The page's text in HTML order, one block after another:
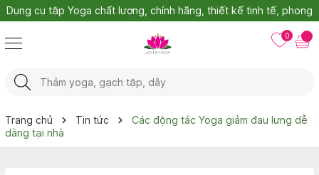
Bảo hành 1 đổi 1
0
Trang chủ Tin tức
Các động tác Yoga giảm đau lưng dễ
dàng tại nhà